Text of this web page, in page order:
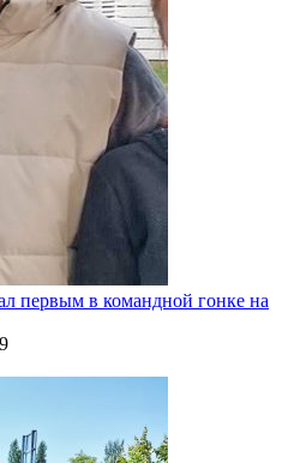
первым в командной гонке на